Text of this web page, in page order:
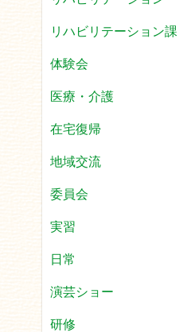
リハビリテーション課
体験会
医療・介護
在宅復帰
地域交流
委員会
実習
日常
演芸ショー
研修